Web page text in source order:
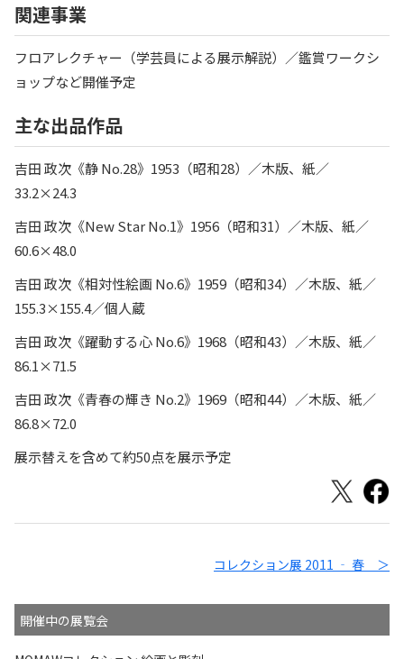
関連事業
フロアレクチャー（学芸員による展示解説）／鑑賞ワークシ
ョップなど開催予定
主な出品作品
吉田 政次《静 No.28》1953（昭和28）／木版、紙／
33.2×24.3
吉田 政次《New Star No.1》1956（昭和31）／木版、紙／
60.6×48.0
吉田 政次《相対性絵画 No.6》1959（昭和34）／木版、紙／
155.3×155.4／個人蔵
吉田 政次《躍動する心 No.6》1968（昭和43）／木版、紙／
86.1×71.5
吉田 政次《青春の輝き No.2》1969（昭和44）／木版、紙／
86.8×72.0
展示替えを含めて約50点を展示予定
コレクション展 2011 ‐ 春 ＞
開催中の展覧会